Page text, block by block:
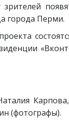
города Перми.
(фотографы).